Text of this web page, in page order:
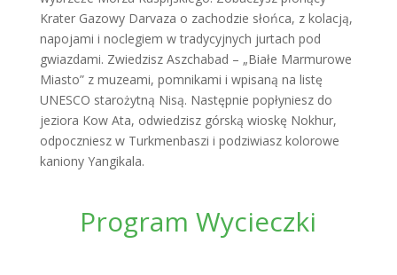
Krater Gazowy Darvaza o zachodzie słońca, z kolacją,
napojami i noclegiem w tradycyjnych jurtach pod
gwiazdami. Zwiedzisz Aszchabad – „Białe Marmurowe
Miasto” z muzeami, pomnikami i wpisaną na listę
UNESCO starożytną Nisą. Następnie popłyniesz do
jeziora Kow Ata, odwiedzisz górską wioskę Nokhur,
odpoczniesz w Turkmenbaszi i podziwiasz kolorowe
kaniony Yangikala.
Program Wycieczki